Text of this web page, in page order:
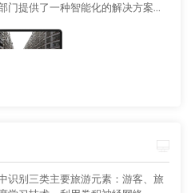
门提供了一种智能化的解决方案，
识别三类主要旅游元素：游客、旅